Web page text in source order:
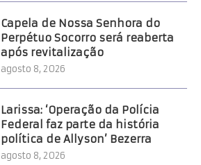
Capela de Nossa Senhora do
Perpétuo Socorro será reaberta
após revitalização
agosto 8, 2026
Larissa: ‘Operação da Polícia
Federal faz parte da história
política de Allyson’ Bezerra
agosto 8, 2026